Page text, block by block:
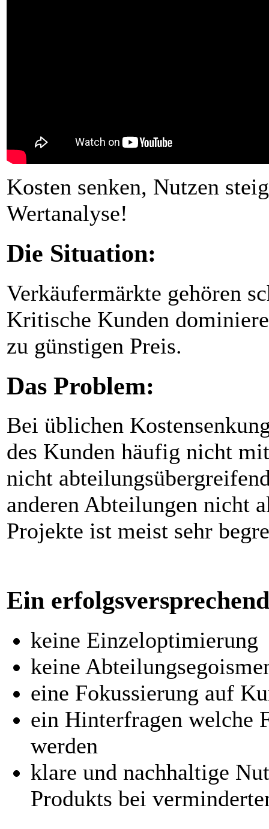
Kosten senken, Nutzen
Wertanalyse!
Die Situation:
Verkäufermärkte gehören
Kritische Kunden
zu günstigen Preis.
Das Problem:
Bei üblichen
des Kunden häufig nicht
nicht
anderen Abteilungen nicht
Projekte ist meist sehr
Ein
keine Einzeloptimierung
keine
eine Fokussierung auf
ein Hinterfragen welche
werden
klare und nachhaltige
Produkts bei